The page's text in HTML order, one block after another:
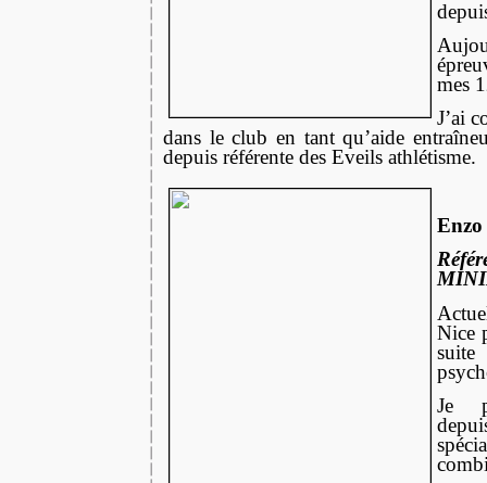
mes
J’ai
dans le club en tant qu’aide
depuis référente des Eveils athlétisme.
Nice
Je